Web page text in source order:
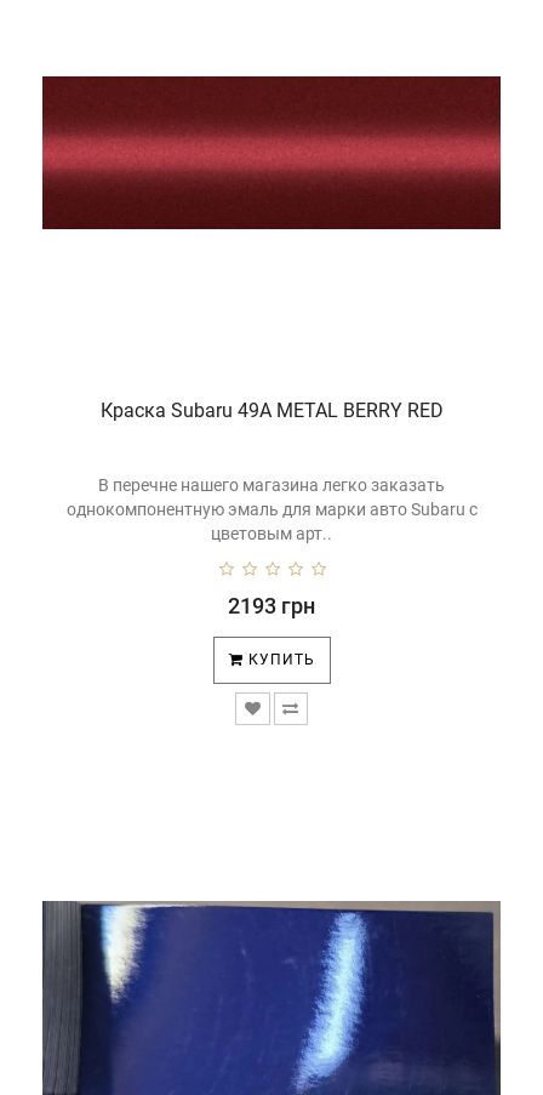
Краска Subaru 49A METAL BERRY RED
В перечне нашего магазина легко заказать
однокомпонентную эмаль для марки авто Subaru с
цветовым арт..
2193 грн
КУПИТЬ